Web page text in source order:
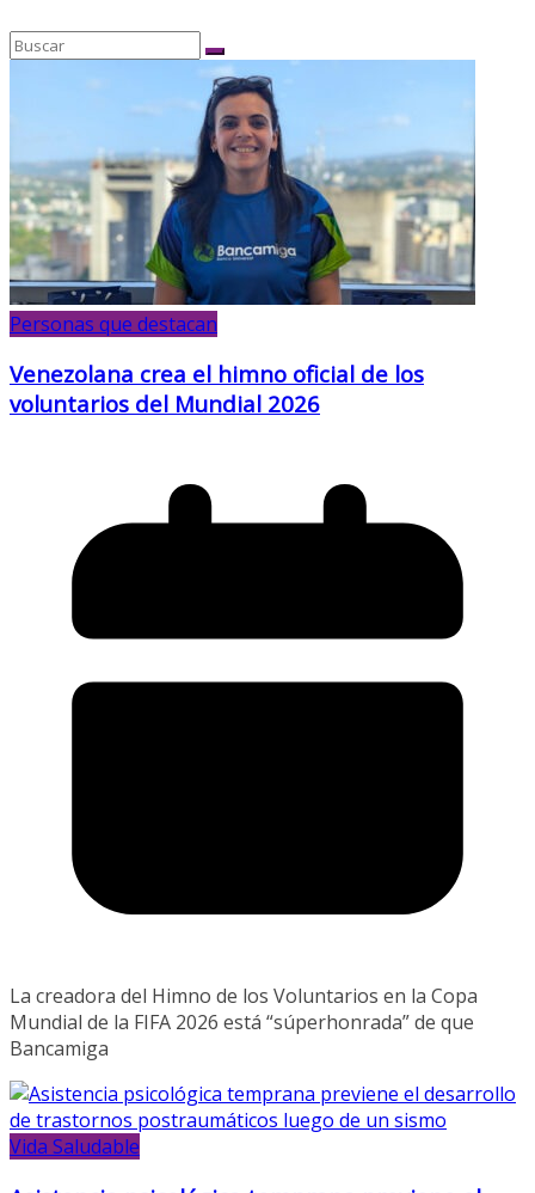
Personas que destacan
Venezolana crea el himno oficial de los
voluntarios del Mundial 2026
La creadora del Himno de los Voluntarios en la Copa
Mundial de la FIFA 2026 está “súperhonrada” de que
Bancamiga
Vida Saludable